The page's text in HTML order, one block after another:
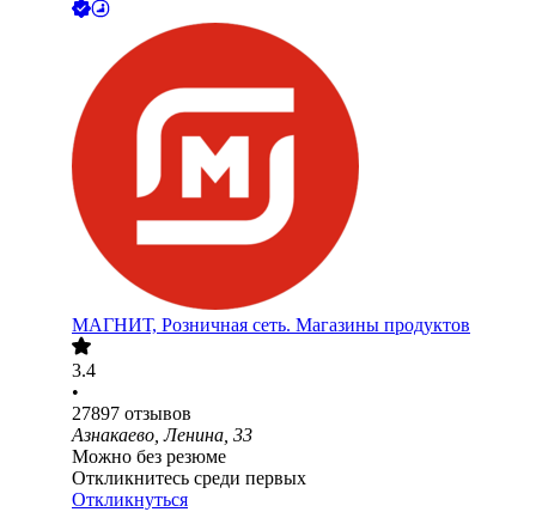
МАГНИТ, Розничная сеть. Магазины продуктов
3.4
•
27897 отзывов
Азнакаево, Ленина, 33
Можно без резюме
Откликнитесь среди первых
Откликнуться